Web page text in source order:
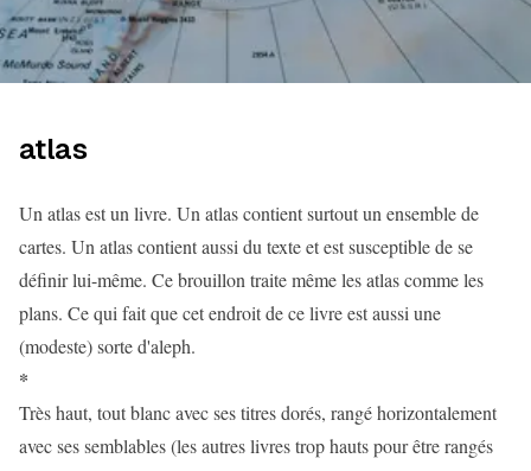
atlas
Un atlas est un livre. Un atlas contient surtout un ensemble de
cartes. Un atlas contient aussi du texte et est susceptible de se
définir lui-même. Ce brouillon traite même les atlas comme les
plans. Ce qui fait que cet endroit de ce livre est aussi une
(modeste) sorte d'aleph.
*
Très haut, tout blanc avec ses titres dorés, rangé horizontalement
avec ses semblables (les autres livres trop hauts pour être rangés